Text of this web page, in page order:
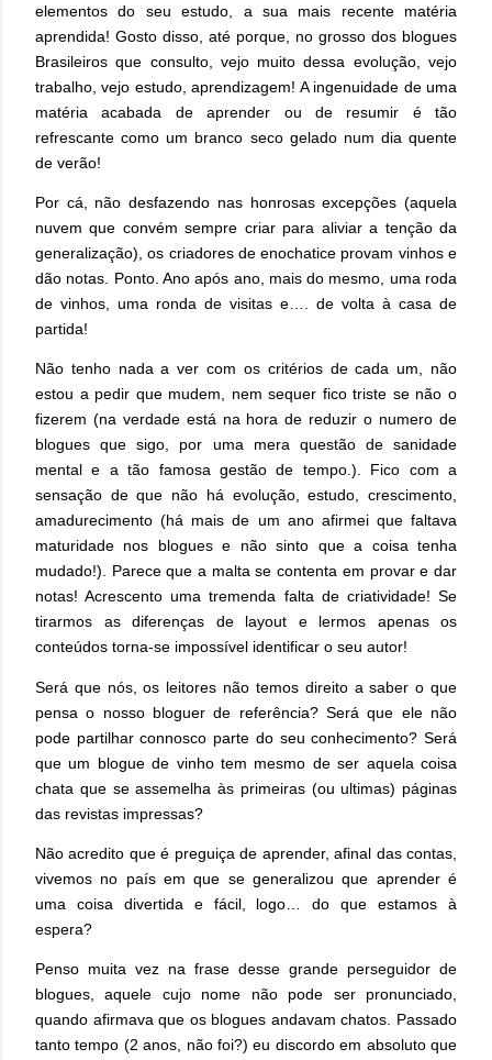
elementos do seu estudo, a sua mais recente matéria
aprendida! Gosto disso, até porque, no grosso dos blogues
Brasileiros que consulto, vejo muito dessa evolução, vejo
trabalho, vejo estudo, aprendizagem! A ingenuidade de uma
matéria acabada de aprender ou de resumir é tão
refrescante como um branco seco gelado num dia quente
de verão!
Por cá, não desfazendo nas honrosas excepções (aquela
nuvem que convém sempre criar para aliviar a tenção da
generalização), os criadores de enochatice provam vinhos e
dão notas. Ponto. Ano após ano, mais do mesmo, uma roda
de vinhos, uma ronda de visitas e…. de volta à casa de
partida!
Não tenho nada a ver com os critérios de cada um, não
estou a pedir que mudem, nem sequer fico triste se não o
fizerem (na verdade está na hora de reduzir o numero de
blogues que sigo, por uma mera questão de sanidade
mental e a tão famosa gestão de tempo.). Fico com a
sensação de que não há evolução, estudo, crescimento,
amadurecimento (há mais de um ano afirmei que faltava
maturidade nos blogues e não sinto que a coisa tenha
mudado!). Parece que a malta se contenta em provar e dar
notas! Acrescento uma tremenda falta de criatividade! Se
tirarmos as diferenças de layout e lermos apenas os
conteúdos torna-se impossível identificar o seu autor!
Será que nós, os leitores não temos direito a saber o que
pensa o nosso bloguer de referência? Será que ele não
pode partilhar connosco parte do seu conhecimento? Será
que um blogue de vinho tem mesmo de ser aquela coisa
chata que se assemelha às primeiras (ou ultimas) páginas
das revistas impressas?
Não acredito que é preguiça de aprender, afinal das contas,
vivemos no país em que se generalizou que aprender é
uma coisa divertida e fácil, logo… do que estamos à
espera?
Penso muita vez na frase desse grande perseguidor de
blogues, aquele cujo nome não pode ser pronunciado,
quando afirmava que os blogues andavam chatos. Passado
tanto tempo (2 anos, não foi?) eu discordo em absoluto que